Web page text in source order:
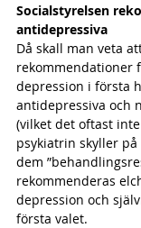
Socialstyrelsen
antidepressiva
Då skall man veta
rekommendationer
depression i första
antidepressiva och
(vilket det oftast
psykiatrin skyller
dem
rekommenderas
depression och
första valet.